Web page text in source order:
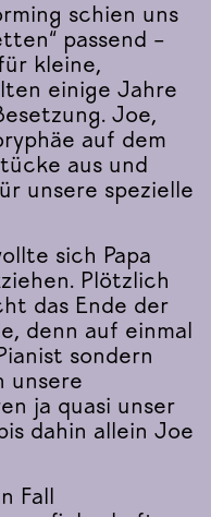
schien uns
passend –
kleine,
einige Jahre
Joe,
auf dem
aus und
unsere spezielle
sich Papa
Plötzlich
das Ende der
denn auf einmal
sondern
unsere
ja quasi unser
dahin allein Joe
Fall